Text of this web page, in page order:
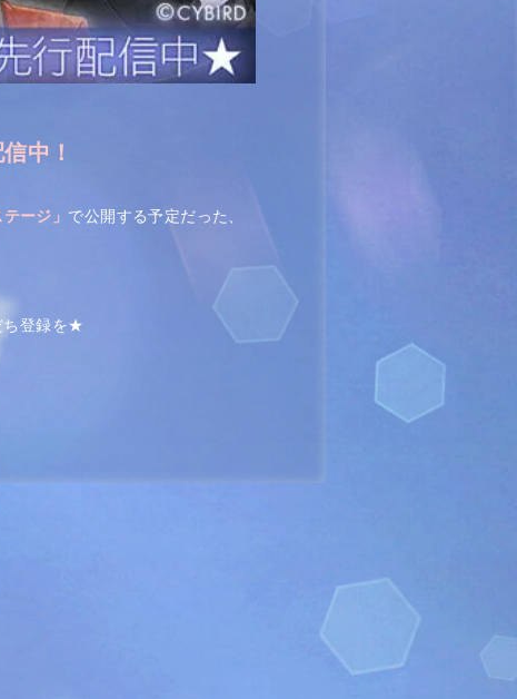
中！
ージ」 で公開する予定だった、
ち登録を★